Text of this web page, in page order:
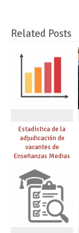
Related Posts
Estadística de la
adjudicación de
vacantes de
Enseñanzas Medias